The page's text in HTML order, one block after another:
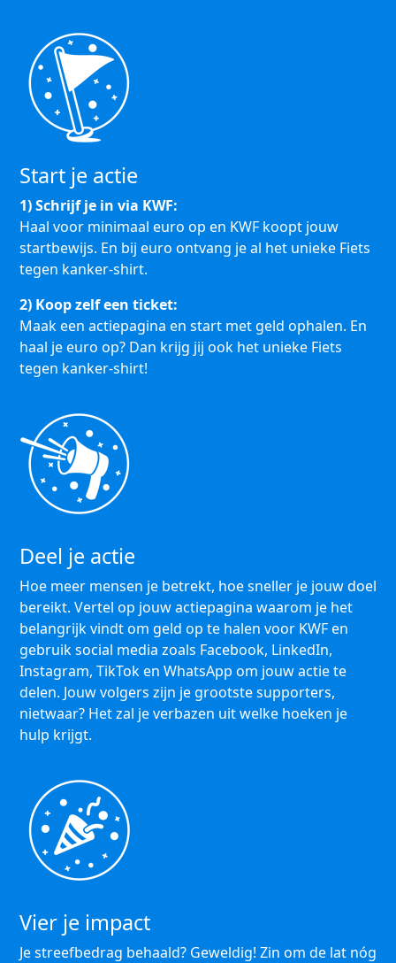
Start je actie
1) Schrijf je in via KWF:
Haal voor minimaal euro op en KWF koopt jouw
startbewijs. En bij euro ontvang je al het unieke Fiets
tegen kanker-shirt.
2) Koop zelf een ticket:
Maak een actiepagina en start met geld ophalen. En
haal je euro op? Dan krijg jij ook het unieke Fiets
tegen kanker-shirt!
Deel je actie
Hoe meer mensen je betrekt, hoe sneller je jouw doel
bereikt. Vertel op jouw actiepagina waarom je het
belangrijk vindt om geld op te halen voor KWF en
gebruik social media zoals Facebook, LinkedIn,
Instagram, TikTok en WhatsApp om jouw actie te
delen. Jouw volgers zijn je grootste supporters,
nietwaar? Het zal je verbazen uit welke hoeken je
hulp krijgt.
Vier je impact
Je streefbedrag behaald? Geweldig! Zin om de lat nóg